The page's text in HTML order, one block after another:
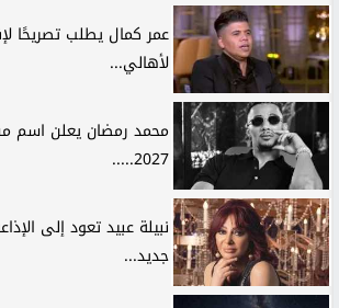
عمر كمال يطلب تصريحًا
لأهالي...
محمد رمضان يعلن اسم
2027.....
نبيلة عبيد تعود إلى
جديد...